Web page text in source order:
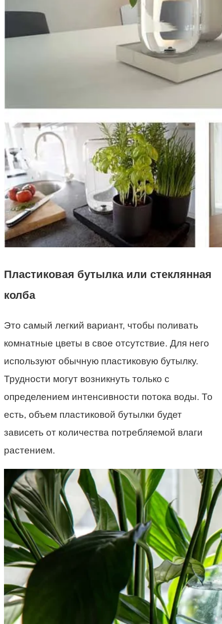
Пластиковая бутылка или стеклянная
колба
Это самый легкий вариант, чтобы поливать
комнатные цветы в свое отсутствие. Для него
используют обычную пластиковую бутылку.
Трудности могут возникнуть только с
определением интенсивности потока воды. То
есть, объем пластиковой бутылки будет
зависеть от количества потребляемой влаги
растением.